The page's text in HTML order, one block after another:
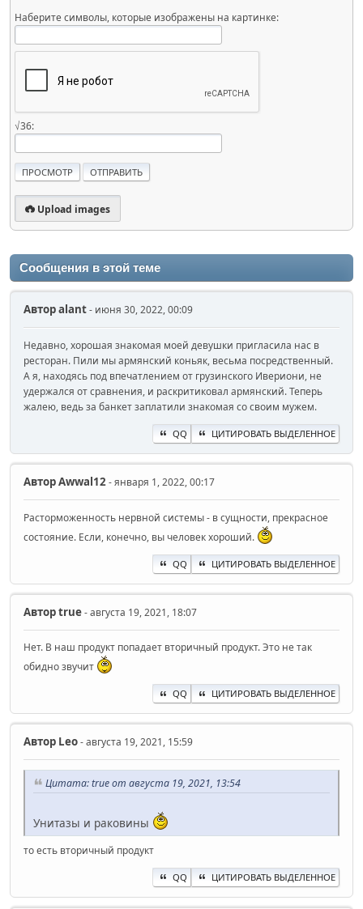
Наберите символы, которые изображены на картинке:
√36:
Upload images
Сообщения в этой теме
Авторalant- июня 30, 2022, 00:09
Недавно, хорошая знакомая моей девушки пригласила нас в
ресторан. Пили мы армянский коньяк, весьма посредственный.
А я, находясь под впечатлением от грузинского Ивериони, не
удержался от сравнения, и раскритиковал армянский. Теперь
жалею, ведь за банкет заплатили знакомая со своим мужем.
QQ ЦИТИРОВАТЬ ВЫДЕЛЕННОЕ
АвторAwwal12- января 1, 2022, 00:17
Расторможенность нервной системы - в сущности, прекрасное
состояние. Если, конечно, вы человек хороший.
QQ ЦИТИРОВАТЬ ВЫДЕЛЕННОЕ
Авторtrue- августа 19, 2021, 18:07
Нет. В наш продукт попадает вторичный продукт. Это не так
обидно звучит
QQ ЦИТИРОВАТЬ ВЫДЕЛЕННОЕ
Автор Leo- августа 19, 2021, 15:59
Цитата: true от августа 19, 2021, 13:54
Унитазы и раковины
то есть вторичный продукт
QQ ЦИТИРОВАТЬ ВЫДЕЛЕННОЕ